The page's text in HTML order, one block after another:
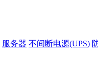
服务器 不间断电源(UPS)